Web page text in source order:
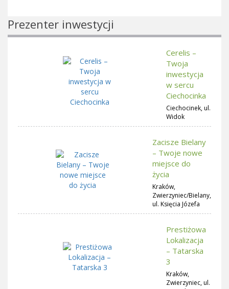
Prezenter inwestycji
Cerelis –
Twoja
inwestycja
w sercu
Ciechocinka
Ciechocinek, ul.
Widok
Zacisze Bielany
– Twoje nowe
miejsce do
życia
Kraków,
Zwierzyniec/Bielany,
ul. Księcia Józefa
Prestiżowa
Lokalizacja
– Tatarska
3
Kraków,
Zwierzyniec, ul.